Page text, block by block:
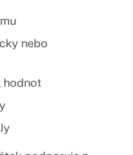
pomocí
a AISC 360, plně
pro rychlejší a
nebo
hodnot